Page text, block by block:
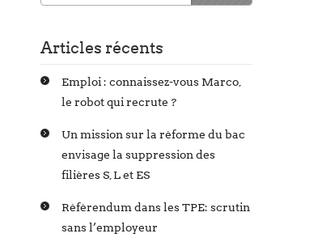
Articles récents
Emploi : connaissez-vous Marco,
le robot qui recrute ?
Un mission sur la réforme du bac
envisage la suppression des
filières S, L et ES
Référendum dans les TPE: scrutin
sans l’employeur